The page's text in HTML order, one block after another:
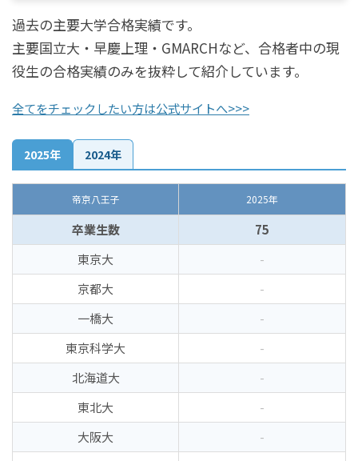
過去の主要大学合格実績です。
主要国立大・早慶上理・GMARCHなど、合格者中の現
役生の合格実績のみを抜粋して紹介しています。
全てをチェックしたい方は公式サイトへ>>>
2025年 2024年
帝京八王子 2025年
卒業生数
75
東京大
-
京都大
-
一橋大
-
東京科学大
-
北海道大
-
東北大
-
大阪大
-